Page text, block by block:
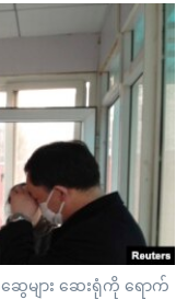
ေများ ဆေးရုံကို ရောက်